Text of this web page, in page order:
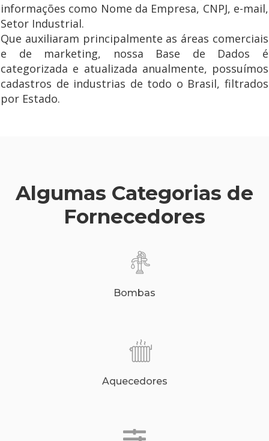
informações como Nome da Empresa, CNPJ, e-mail,
Setor Industrial.
Que auxiliaram principalmente as áreas comerciais
e de marketing, nossa Base de Dados é
categorizada e atualizada anualmente, possuímos
cadastros de industrias de todo o Brasil, filtrados
por Estado.
Algumas Categorias de
Fornecedores
Bombas
Aquecedores